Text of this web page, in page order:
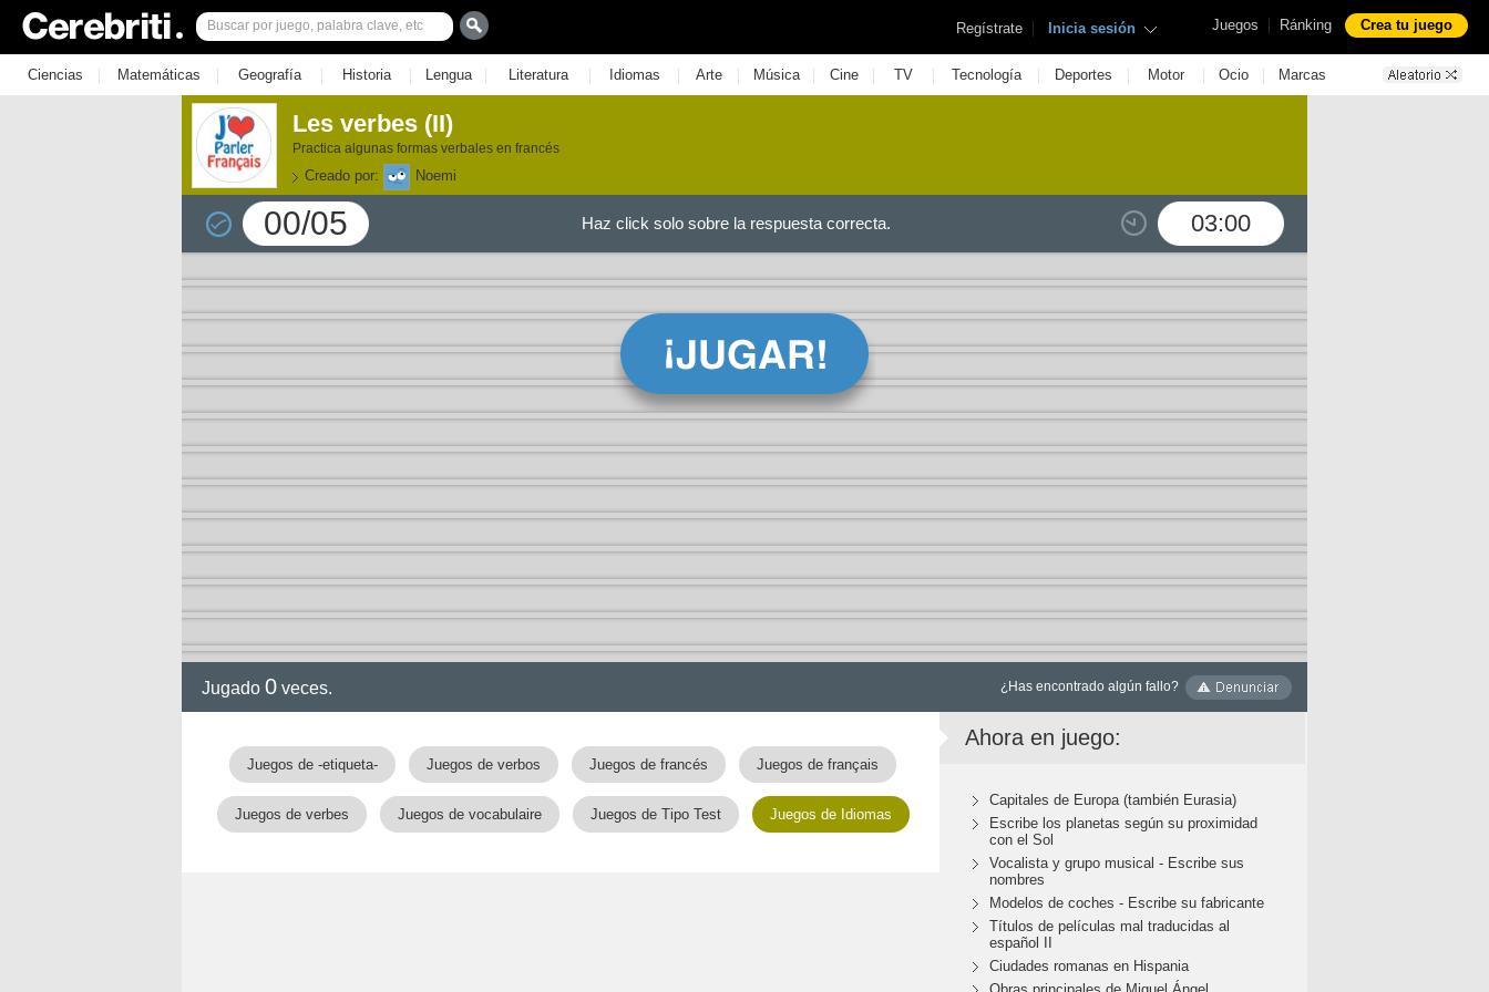
Juegos | Ránking Crea tu juego
Regístrate | Inicia sesión
Ciencias | Matemáticas | Geografía | Historia | Lengua | Literatura | Idiomas | Arte | Música | Cine | TV | Tecnología | Deportes | Motor | Ocio | Marcas
Les verbes (II)
Practica algunas formas verbales en francés
Creado por: Noemi
00/05 03:00
Haz click solo sobre la respuesta correcta.
Jugado 0 veces. ¿Has encontrado algún fallo?
Juegos de -etiqueta- Juegos de verbos Juegos de francés Juegos de français
Juegos de verbes Juegos de vocabulaire Juegos de Tipo Test Juegos de Idiomas
Ahora en juego:
Capitales de Europa (también Eurasia)
Escribe los planetas según su proximidad
con el Sol
Vocalista y grupo musical - Escribe sus
nombres
Modelos de coches - Escribe su fabricante
Títulos de películas mal traducidas al
español II
Ciudades romanas en Hispania